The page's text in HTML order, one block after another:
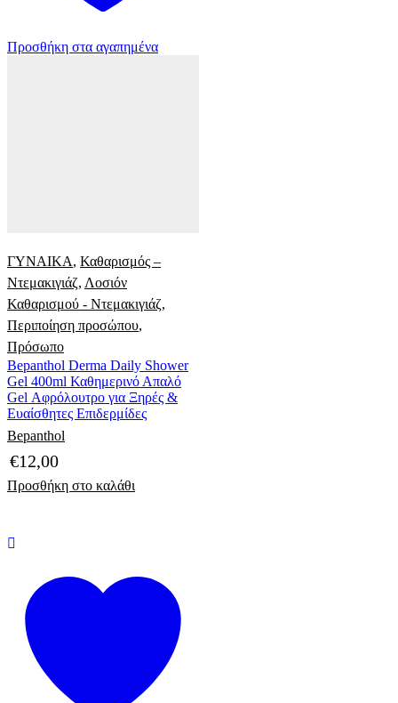
Προσθήκη στα αγαπημένα
ΓΥΝΑΙΚΑ, Καθαρισμός –
Ντεμακιγιάζ, Λοσιόν
Καθαρισμού - Ντεμακιγιάζ,
Περιποίηση προσώπου,
Πρόσωπο
Bepanthol Derma Daily Shower
Gel 400ml Καθημερινό Απαλό
Gel Αφρόλουτρο για Ξηρές &
Ευαίσθητες Επιδερμίδες
Bepanthol
€12,00
Προσθήκη στο καλάθι